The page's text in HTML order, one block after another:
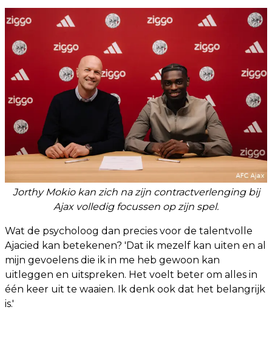
Jorthy Mokio kan zich na zijn contractverlenging bij
Ajax volledig focussen op zijn spel.
Wat de psycholoog dan precies voor de talentvolle
Ajacied kan betekenen? 'Dat ik mezelf kan uiten en al
mijn gevoelens die ik in me heb gewoon kan
uitleggen en uitspreken. Het voelt beter om alles in
één keer uit te waaien. Ik denk ook dat het belangrijk
is.'